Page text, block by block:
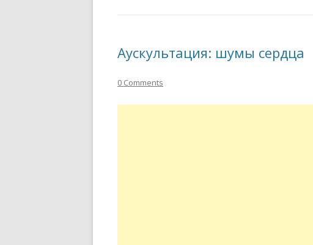
Аускультация: шумы сердца
0 Comments